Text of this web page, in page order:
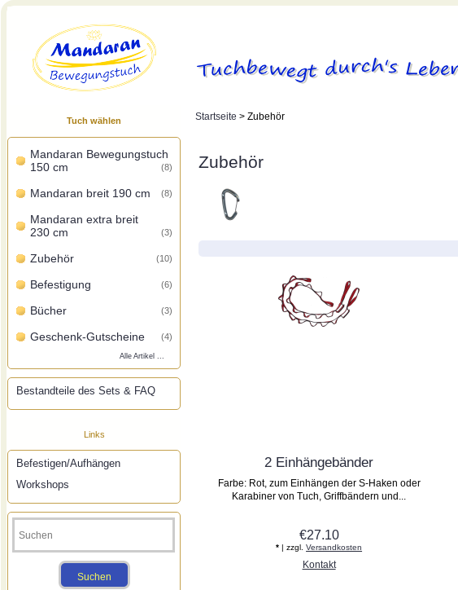
Tuch wählen
Mandaran Bewegungstuch
150 cm
(8)
Mandaran breit 190 cm (8)
Mandaran extra breit
230 cm
(3)
Zubehör (10)
Befestigung (6)
Bücher (3)
Geschenk-Gutscheine (4)
Alle Artikel ...
Bestandteile des Sets & FAQ
Links
Befestigen/Aufhängen
Workshops
Startseite > Zubehör
Zubehör
2 Einhängebänder
Farbe: Rot, zum Einhängen der S-Haken oder
Karabiner von Tuch, Griffbändern und...
€27.10
* | zzgl.Versandkosten
Kontakt